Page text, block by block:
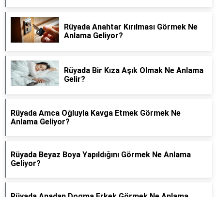
Rüyada Anahtar Kırılması Görmek Ne
Anlama Geliyor?
Rüyada Bir Kıza Aşık Olmak Ne Anlama
Gelir?
Rüyada Amca Oğluyla Kavga Etmek Görmek Ne
Anlama Geliyor?
Rüyada Beyaz Boya Yapıldığını Görmek Ne Anlama
Geliyor?